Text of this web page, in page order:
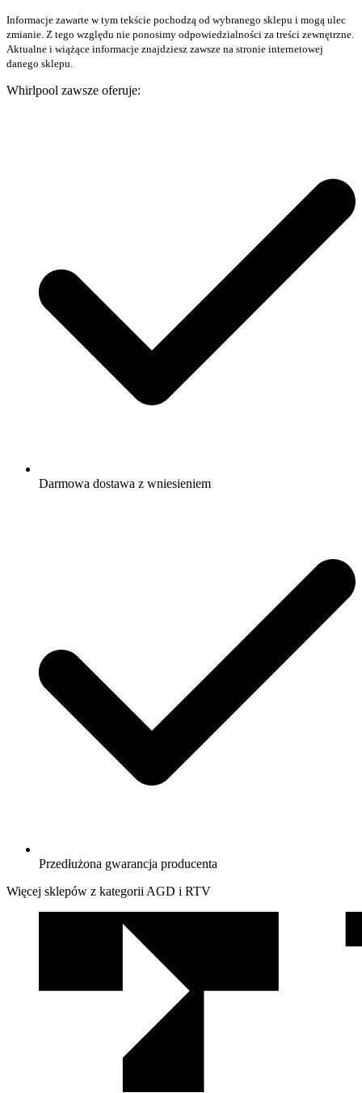
Informacje zawarte w tym tekście pochodzą od wybranego sklepu i mogą ulec
zmianie. Z tego względu nie ponosimy odpowiedzialności za treści zewnętrzne.
Aktualne i wiążące informacje znajdziesz zawsze na stronie internetowej
danego sklepu.
Whirlpool zawsze oferuje:
Darmowa dostawa z wniesieniem
Przedłużona gwarancja producenta
Więcej sklepów z kategorii AGD i RTV